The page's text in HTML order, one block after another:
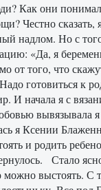
Как они
Честно сказать,
надлом. Но с
«Да, я
от того, что
готовиться к
И начала я с
вывязывала
я Ксении
и родить
Стало
выстоять. С